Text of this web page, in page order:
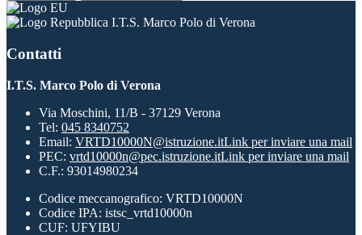
I.T.S. Marco Polo di Verona
Contatti
I.T.S. Marco Polo di Verona
Via Moschini, 11/B - 37129 Verona
Tel: 045 8340752
Email: VRTD10000N@istruzione.itLink per inviare una mail
PEC: vrtd10000n@pec.istruzione.itLink per inviare una mail
C.F.: 93014980234
Codice meccanografico: VRTD10000N
Codice IPA: istsc_vrtd10000n
CUF: UFYIBU